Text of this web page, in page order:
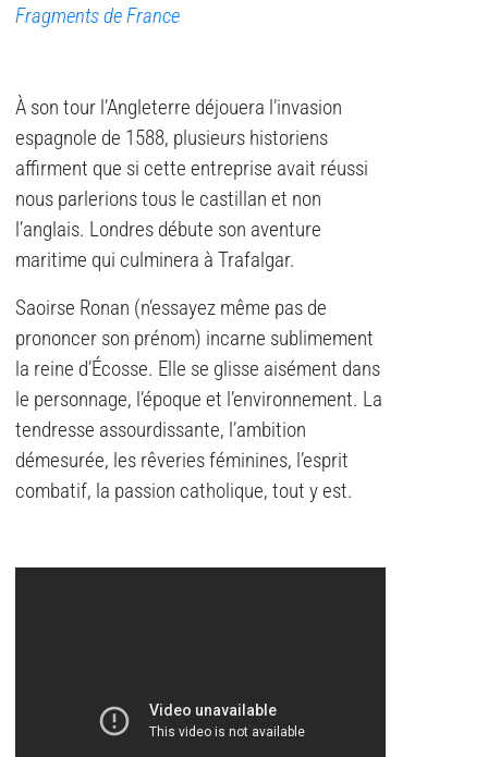
Fragments de France
À son tour l’Angleterre déjouera l’invasion
espagnole de 1588, plusieurs historiens
affirment que si cette entreprise avait réussi
nous parlerions tous le castillan et non
l’anglais. Londres débute son aventure
maritime qui culminera à Trafalgar.
Saoirse Ronan (n’essayez même pas de
prononcer son prénom) incarne sublimement
la reine d’Écosse. Elle se glisse aisément dans
le personnage, l’époque et l’environnement. La
tendresse assourdissante, l’ambition
démesurée, les rêveries féminines, l’esprit
combatif, la passion catholique, tout y est.